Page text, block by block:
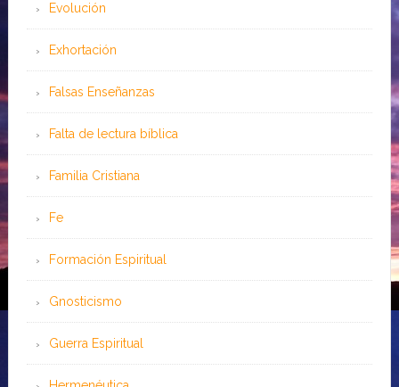
Evolución
Exhortación
Falsas Enseñanzas
Falta de lectura bíblica
Familia Cristiana
Fe
Formación Espiritual
Gnosticismo
Guerra Espiritual